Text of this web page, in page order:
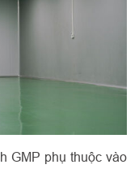
GMP phụ thuộc vào